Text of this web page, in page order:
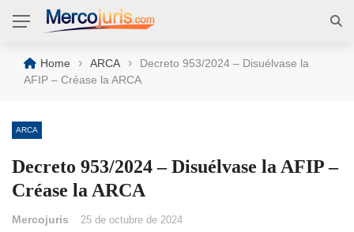
Home › ARCA ›
Decreto 953/2024 – Disuélvase la
AFIP – Créase la ARCA
ARCA
Decreto 953/2024 – Disuélvase la AFIP –
Créase la ARCA
Mercojuris 25 de octubre de 2024